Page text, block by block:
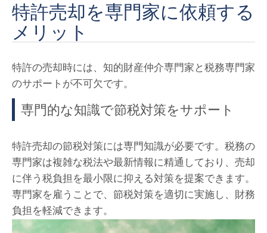
特許売却を専門家に依頼する
メリット
特許の売却時には、知的財産仲介専門家と税務専門家
のサポートが不可欠です。
専門的な知識で節税対策をサポート
特許売却の節税対策には専門知識が必要です。税務の
専門家は複雑な税法や最新情報に精通しており、売却
に伴う税負担を最小限に抑える対策を提案できます。
専門家を雇うことで、節税対策を適切に実施し、財務
負担を軽減できます。